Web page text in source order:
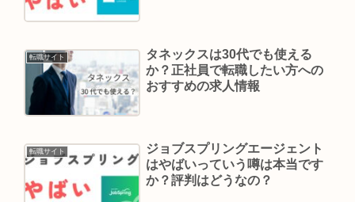
転職サイト
タネックスは30代でも使える
か？正社員で転職したい方への
おすすめの求人情報
転職サイト
ジョブスプリングエージェント
はやばいっていう噂は本当です
か？評判はどうなの？